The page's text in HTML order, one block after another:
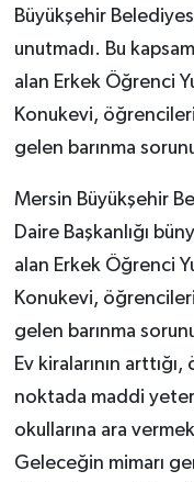
Büyükşehir
unutmadı. Bu
alan Erkek Öğrenci
Konukevi,
gelen barınma
Mersin Büyükşehir
Daire Başkanlığı
alan Erkek Öğrenci
Konukevi,
gelen barınma
Ev kiralarının
noktada maddi
okullarına ara
Geleceğin mimarı